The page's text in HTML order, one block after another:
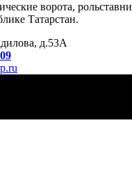
ворота,
Татарстан.
д.53А